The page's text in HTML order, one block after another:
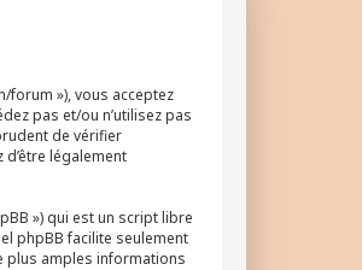
forum »), vous acceptez
pas et/ou n’utilisez pas
de vérifier
légalement
») qui est un script libre
phpBB facilite seulement
plus amples informations